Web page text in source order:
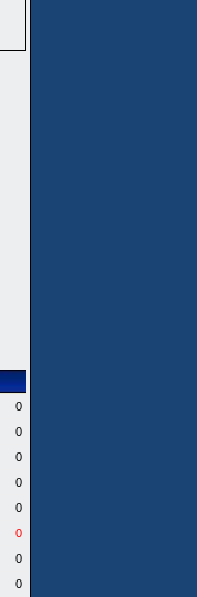
0
0
0
0
0
0
0
0